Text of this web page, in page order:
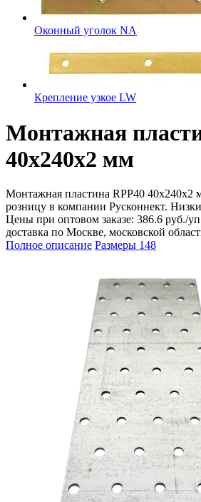
Оконный уголок NA
Крепление узкое LW
Монтажная
40x240x2 мм
Монтажная пластина RPP40 40x240x2
розницу в компании Русконнект.
Цены при оптовом заказе: 386.6 руб./
доставка по Москве, московской
Полное описание Размеры 148